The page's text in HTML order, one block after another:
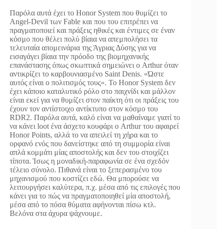
Παρόλα αυτά έχει το Honor System που θυμίζει το
Angel-Devil των Fable και που του επιτρέπει να
πραγματοποιεί και πράξεις ηθικές και έντιμες σε έναν
κόσμο που θέλει πολύ βίαια να απεμπολήσει τα
τελευταία απομεινάρια της Άγριας Δύσης για να
εισαγάγει βίαια την πρόοδο της βιομηχανικής
επανάστασης όπως σκωπτικά σημειώνει ο Arthur όταν
αντικρίζει το καρβουνιασμένο Saint Denis. «Ώστε
αυτός είναι ο πολιτισμός τους». Το Honor System δεν
έχει κάποιο καταλυτικό ρόλο στο παιχνίδι και μάλλον
είναι εκεί για να θυμίζει στον παίκτη ότι οι πράξεις του
έχουν τον αντίστοιχο αντίκτυπο στον κόσμο του
RDR2. Παρόλα αυτά, καλό είναι να μαθαίναμε γιατί το
να κάνει loot ένα άσχετο κουφάρι ο Arthur του αφαιρεί
Honor Points, αλλά το να απειλεί τη χήρα και το
ορφανό ενός που δανείστηκε από τη συμμορία είναι
απλά κομμάτι μίας αποστολής και δεν του στοιχίζει
τίποτα. Ίσως η μοναδική-παραφωνία σε ένα σχεδόν
τέλειο σύνολο. Πιθανά είναι το ξεπερασμένο του
μηχανισμού που κοστίζει εδώ. Θα μπορούσε να
λειτουργήσει καλύτερα, π.χ. μέσα από τις επιλογές που
κάνει για το πώς να πραγματοποιηθεί μία αποστολή,
μέσα από το πόσα θύματα αφήνονται πίσω κτλ.
Βελόνα στα άχυρα ψάχνουμε.